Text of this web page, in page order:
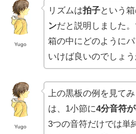
Yugo
リズムは拍子という
ンだと説明しました
箱の中にどのように
いけば良いのでしょう
Yugo
上の黒板の例を見て
は、1小節に4分音符
3つの音符だけでは単